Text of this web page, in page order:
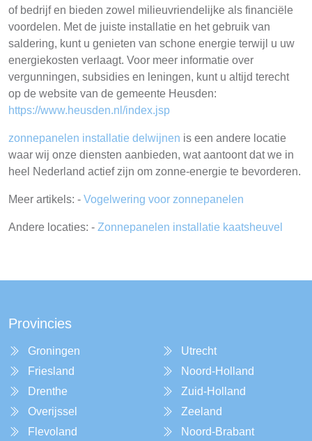
of bedrijf en bieden zowel milieuvriendelijke als financiële
voordelen. Met de juiste installatie en het gebruik van
saldering, kunt u genieten van schone energie terwijl u uw
energiekosten verlaagt. Voor meer informatie over
vergunningen, subsidies en leningen, kunt u altijd terecht
op de website van de gemeente Heusden:
https://www.heusden.nl/index.jsp
zonnepanelen installatie delwijnen is een andere locatie
waar wij onze diensten aanbieden, wat aantoont dat we in
heel Nederland actief zijn om zonne-energie te bevorderen.
Meer artikels: - Vogelwering voor zonnepanelen
Andere locaties: - Zonnepanelen installatie kaatsheuvel
Provincies
Groningen
Friesland
Drenthe
Overijssel
Flevoland
Utrecht
Noord-Holland
Zuid-Holland
Zeeland
Noord-Brabant